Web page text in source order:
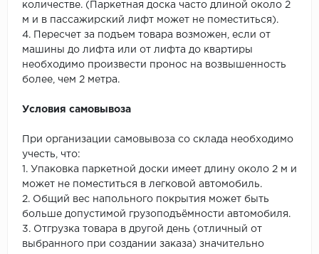
количестве. (Паркетная доска часто длиной около 2
м и в пассажирский лифт может не поместиться).
4. Пересчет за подъем товара возможен, если от
машины до лифта или от лифта до квартиры
необходимо произвести пронос на возвышенность
более, чем 2 метра.
Условия самовывоза
При организации самовывоза со склада необходимо
учесть, что:
1. Упаковка паркетной доски имеет длину около 2 м и
может не поместиться в легковой автомобиль.
2. Общий вес напольного покрытия может быть
больше допустимой грузоподъёмности автомобиля.
3. Отгрузка товара в другой день (отличный от
выбранного при создании заказа) значительно